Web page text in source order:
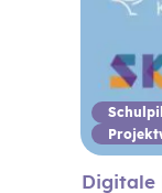
Digitale